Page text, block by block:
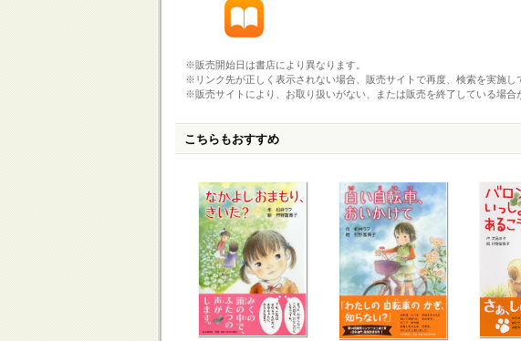
※販売開始日は書店により異なります。
※リンク先が正しく表示されない場合、販売サイトで再度、検索を実施し
※販売サイトにより、お取り扱いがない、または販売を終了している場合
こちらもおすすめ